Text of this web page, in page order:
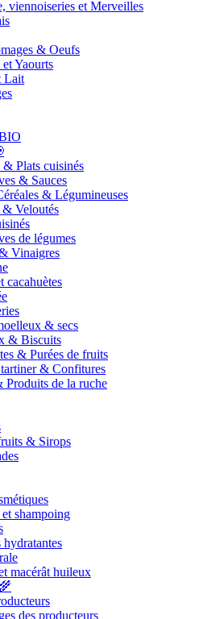
viennoiseries et Merveilles
& Oeufs
et Yaourts
Lait
& Plats cuisinés
& Sauces
& Légumineuses
& Veloutés
de légumes
Vinaigres
cacahuètes
& secs
& Biscuits
& Purées de fruits
tartiner & Confitures
Produits de la ruche
& Sirops
et shampoing
hydratantes
macérât huileux
des producteurs